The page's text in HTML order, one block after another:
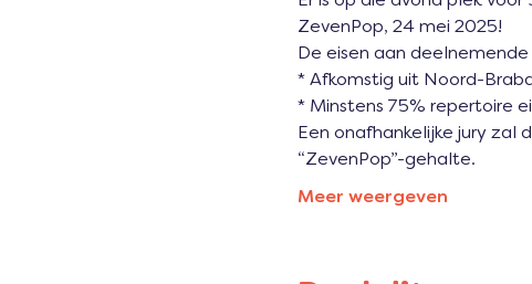
ZevenPop, 24 mei 2025!
De eisen aan deelnemende
* Afkomstig uit Noord-
* Minstens 75% repertoire
Een onafhankelijke jury zal
“ZevenPop”-gehalte.
Meer weergeven